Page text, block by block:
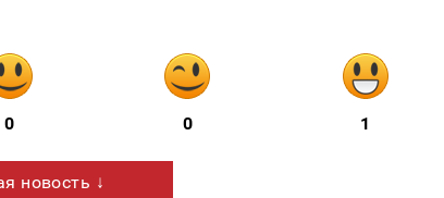
0 0 1
новость ↓